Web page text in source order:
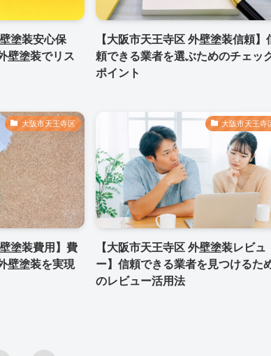
塗装安心保
壁塗装でリス
【大阪市天王寺区 外壁塗装信頼】
頼できる業者を選ぶためのチェッ
ポイント
大阪市天王寺区
塗装費用】費
壁塗装を実現
大阪市天王寺
【大阪市天王寺区 外壁塗装レビュ
ー】信頼できる業者を見つけるた
のレビュー活用法